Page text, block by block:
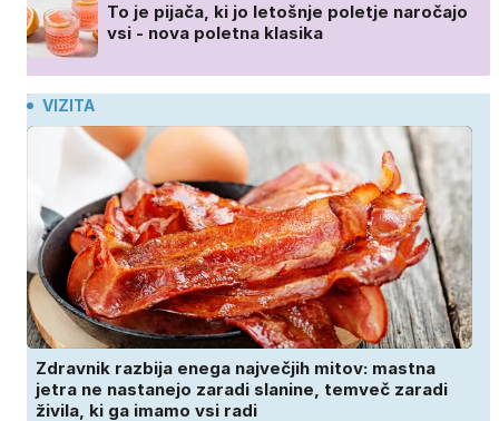
To je pijača, ki jo letošnje poletje naročajo
vsi - nova poletna klasika
VIZITA
Zdravnik razbija enega največjih mitov: mastna
jetra ne nastanejo zaradi slanine, temveč zaradi
živila, ki ga imamo vsi radi